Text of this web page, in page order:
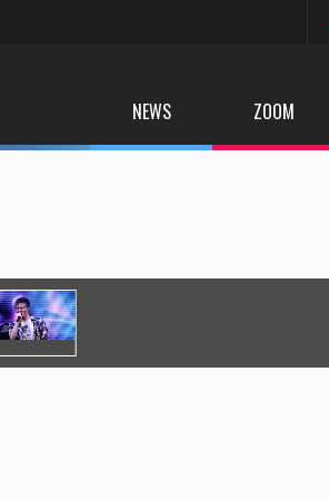
NEWS ZOOM